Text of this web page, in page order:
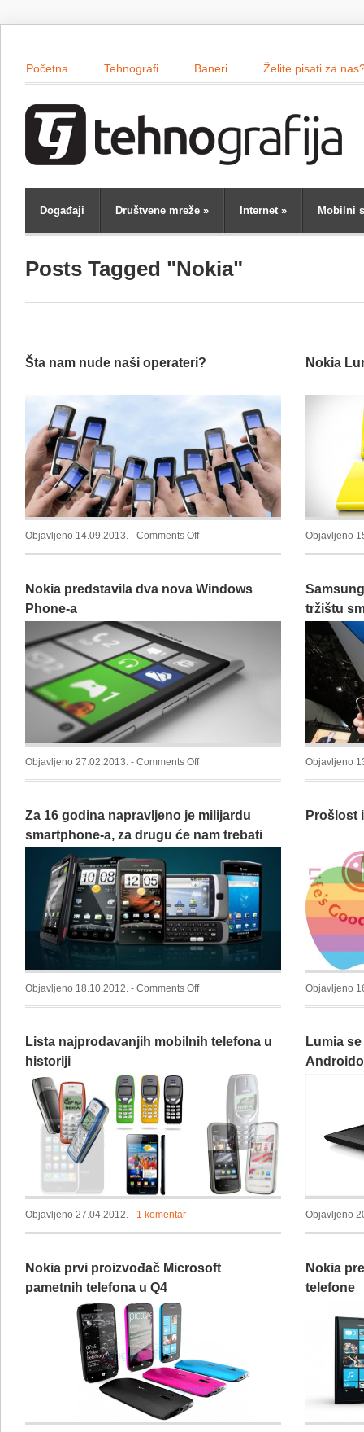
Početna Tehnografi Baneri Želite pisati za
Događaji Društvene mreže » Internet» Mobilni
Posts Tagged "Nokia"
Šta nam nude naši operateri?
Objavljeno 14.09.2013. - Comments Offon
Šta
nude
operateri?
Nokia
Objavljeno
Nokia predstavila dva nova Windows
Phone-a
Objavljeno 27.02.2013. - Comments Offon
Nokia
dva
nova
Windows
a
tržištu
najveći
Objavljeno
Za 16 godina napravljeno je milijardu
smartphone-a, za drugu će nam trebati
još 3 godine
Objavljeno 18.10.2012. - Comments Offon
Za
godina
milijardu
smartphone-
za
drugu
nam
godine
Prošlost
Objavljeno
Lista najprodavanjih mobilnih telefona u
historiji
Objavljeno 27.04.2012. - 1 komentar
Lumia
Objavljeno
Nokia prvi proizvođač Microsoft
pametnih telefona u Q4
Nokia
telefone